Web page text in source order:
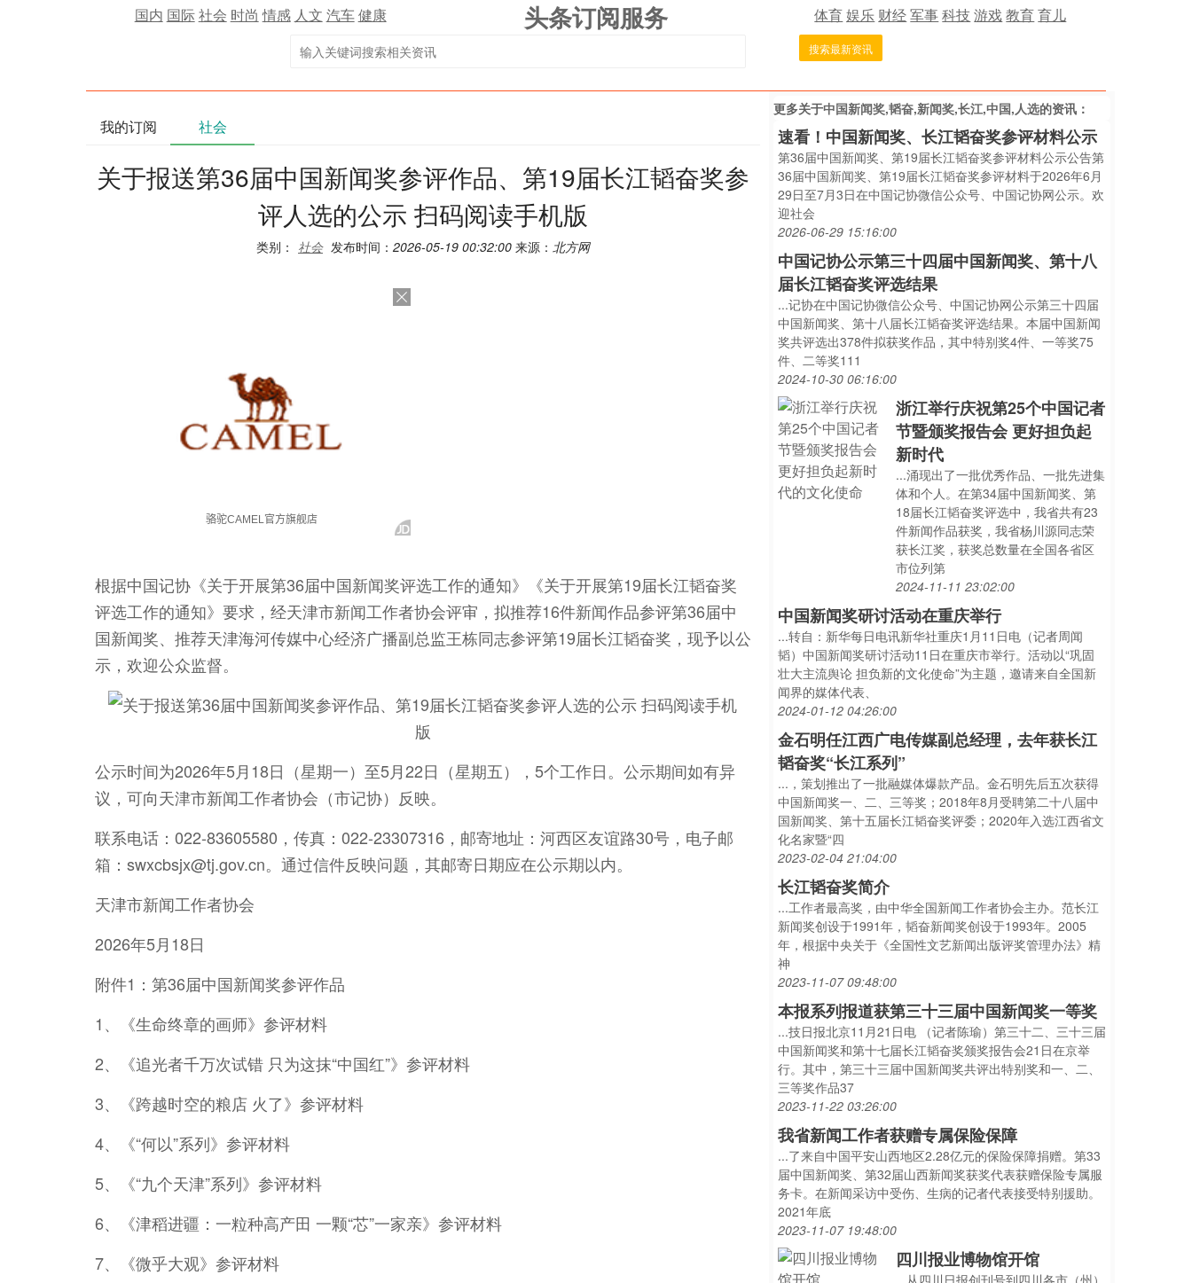
国内 国际社会 时尚 情感 人文 汽车健康 头条订阅服务 体育娱乐 财经军事科技游戏教育育儿
搜索最新资讯
我的订阅 社会
关于报送第36届中国新闻奖参评作品、第19届长江韬奋奖参
评人选的公示 扫码阅读手机版
类别： 社会 发布时间： 2026-05-19 00:32:00 来源： 北方网
根据中国记协《关于开展第36届中国新闻奖评选工作的通知》《关于开展第19届长江韬奋奖
评选工作的通知》要求，经天津市新闻工作者协会评审，拟推荐16件新闻作品参评第36届中
国新闻奖、推荐天津海河传媒中心经济广播副总监王栋同志参评第19届长江韬奋奖，现予以公
示，欢迎公众监督。
公示时间为2026年5月18日（星期一）至5月22日（星期五），5个工作日。公示期间如有异
议，可向天津市新闻工作者协会（市记协）反映。
联系电话：022-83605580，传真：022-23307316，邮寄地址：河西区友谊路30号，电子邮
箱：swxcbsjx@tj.gov.cn。通过信件反映问题，其邮寄日期应在公示期以内。
天津市新闻工作者协会
2026年5月18日
附件1：第36届中国新闻奖参评作品
1、《生命终章的画师》参评材料
2、《追光者千万次试错 只为这抹“中国红”》参评材料
3、《跨越时空的粮店 火了》参评材料
4、《“何以”系列》参评材料
5、《“九个天津”系列》参评材料
6、《津稻进疆：一粒种高产田 一颗“芯”一家亲》参评材料
7、《微乎大观》参评材料
更多关于中国新闻奖,韬奋,新闻奖,长江,中国,人选的资讯：
速看！中国新闻奖、长江韬奋奖参评材料公示
第36届中国新闻奖、第19届长江韬奋奖参评材料公示公告第
36届中国新闻奖、第19届长江韬奋奖参评材料于2026年6月
29日至7月3日在中国记协微信公众号、中国记协网公示。欢
迎社会
2026-06-29 15:16:00
中国记协公示第三十四届中国新闻奖、第十八
届长江韬奋奖评选结果
...记协在中国记协微信公众号、中国记协网公示第三十四届
中国新闻奖、第十八届长江韬奋奖评选结果。本届中国新闻
奖共评选出378件拟获奖作品，其中特别奖4件、一等奖75
件、二等奖111
2024-10-30 06:16:00
浙江举行庆祝第25个中国记者
节暨颁奖报告会 更好担负起
新时代
...涌现出了一批优秀作品、一批先进集
体和个人。在第34届中国新闻奖、第
18届长江韬奋奖评选中，我省共有23
件新闻作品获奖，我省杨川源同志荣
获长江奖，获奖总数量在全国各省区
市位列第
2024-11-11 23:02:00
中国新闻奖研讨活动在重庆举行
...转自：新华每日电讯新华社重庆1月11日电（记者周闻
韬）中国新闻奖研讨活动11日在重庆市举行。活动以“巩固
壮大主流舆论 担负新的文化使命”为主题，邀请来自全国新
闻界的媒体代表、
2024-01-12 04:26:00
金石明任江西广电传媒副总经理，去年获长江
韬奋奖“长江系列”
...，策划推出了一批融媒体爆款产品。金石明先后五次获得
中国新闻奖一、二、三等奖；2018年8月受聘第二十八届中
国新闻奖、第十五届长江韬奋奖评委；2020年入选江西省文
化名家暨“四
2023-02-04 21:04:00
长江韬奋奖简介
...工作者最高奖，由中华全国新闻工作者协会主办。范长江
新闻奖创设于1991年，韬奋新闻奖创设于1993年。2005
年，根据中央关于《全国性文艺新闻出版评奖管理办法》精
神
2023-11-07 09:48:00
本报系列报道获第三十三届中国新闻奖一等奖
...技日报北京11月21日电 （记者陈瑜）第三十二、三十三届
中国新闻奖和第十七届长江韬奋奖颁奖报告会21日在京举
行。其中，第三十三届中国新闻奖共评出特别奖和一、二、
三等奖作品37
2023-11-22 03:26:00
我省新闻工作者获赠专属保险保障
...了来自中国平安山西地区2.28亿元的保险保障捐赠。第33
届中国新闻奖、第32届山西新闻奖获奖代表获赠保险专属服
务卡。在新闻采访中受伤、生病的记者代表接受特别援助。
2021年底
2023-11-07 19:48:00
四川报业博物馆开馆
...从四川日报创刊号到四川各市（州）